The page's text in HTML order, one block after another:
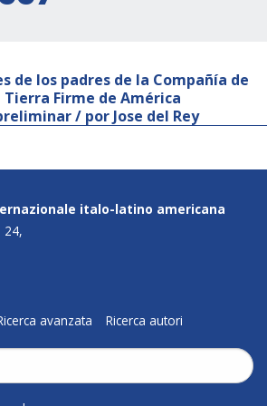
de los padres de la Compañía de
Tierra Firme de América
/ por Jose del Rey
italo-latino americana
24,
avanzata Ricerca autori